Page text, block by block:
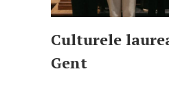
Culturele
Gent